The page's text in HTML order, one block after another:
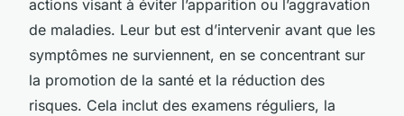
actions visant à éviter l’apparition ou l’aggravation
de maladies. Leur but est d’intervenir avant que les
symptômes ne surviennent, en se concentrant sur
la promotion de la santé et la réduction des
risques. Cela inclut des examens réguliers, la